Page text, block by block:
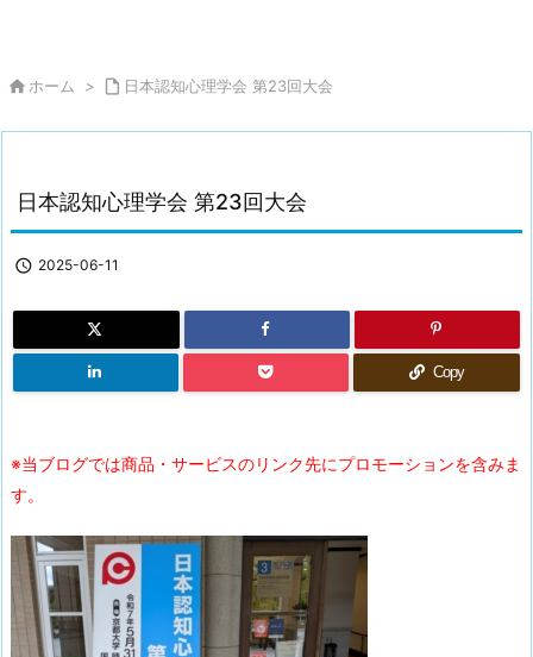
 ホーム >  日本認知心理学会 第23回大会
日本認知心理学会 第23回大会
 2025-06-11
Copy
※当ブログでは商品・サービスのリンク先にプロモーションを含みま
す。